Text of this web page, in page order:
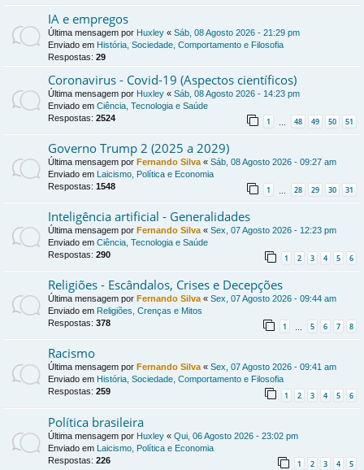
IA e empregos
Última mensagem por Huxley « Sáb, 08 Agosto 2026 - 21:29 pm
Enviado em História, Sociedade, Comportamento e Filosofia
Respostas: 29
Coronavirus - Covid-19 (Aspectos científicos)
Última mensagem por Huxley « Sáb, 08 Agosto 2026 - 14:23 pm
Enviado em Ciência, Tecnologia e Saúde
Respostas: 2524 1 … 48 49 50 51
Governo Trump 2 (2025 a 2029)
Última mensagem por Fernando Silva « Sáb, 08 Agosto 2026 - 09:27 am
Enviado em Laicismo, Política e Economia
Respostas: 1548 1 … 28 29 30 31
Inteligência artificial - Generalidades
Última mensagem por Fernando Silva « Sex, 07 Agosto 2026 - 12:23 pm
Enviado em Ciência, Tecnologia e Saúde
Respostas: 290 1 2 3 4 5 6
Religiões - Escândalos, Crises e Decepções
Última mensagem por Fernando Silva « Sex, 07 Agosto 2026 - 09:44 am
Enviado em Religiões, Crenças e Mitos
Respostas: 378 1 … 5 6 7 8
Racismo
Última mensagem por Fernando Silva« Sex, 07 Agosto 2026 - 09:41 am
Enviado em História, Sociedade, Comportamento e Filosofia
Respostas: 259 1 2 3 4 5 6
Política brasileira
Última mensagem por Huxley « Qui, 06 Agosto 2026 - 23:02 pm
Enviado em Laicismo, Política e Economia
Respostas: 226 1 2 3 4 5